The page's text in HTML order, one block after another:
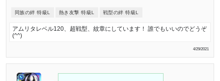
同族の絆 特級L 熱き友撃 特級L 戦型の絆 特級L
アムリタレベル120、超戦型、紋章にしています！ 誰でもいいのでどうぞ
(^^)
4/29/2021